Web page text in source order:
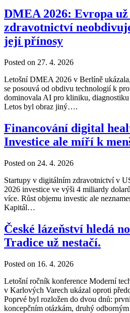
DMEA 2026: Evropa
zdravotnictví
její přínosy
Posted on 27. 4. 2026
Letošní DMEA 2026 v Berlíně
se posouvá od obdivu technologií k
dominovala AI pro kliniku,
Letos byl obraz jiný….
Financování digital
Investice ale míří k
Posted on 24. 4. 2026
Startupy v digitálním zdravotnictví v
2026 investice ve výši 4 miliardy
více. Růst objemu investic ale
Kapitál…
České lázeňství hledá
Tradice už nestačí.
Posted on 16. 4. 2026
Letošní ročník konference Moderní
v Karlových Varech ukázal oproti
Poprvé byl rozložen do dvou dnů:
koncepčním otázkám, druhý